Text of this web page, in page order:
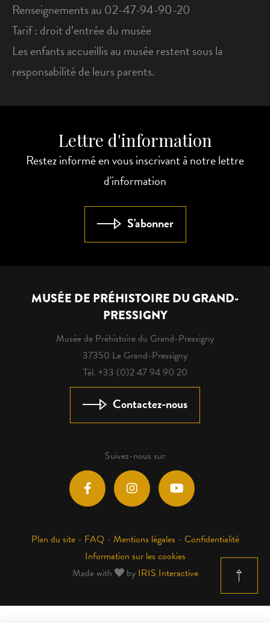
Renseignements au 02-47-94-90-20
Tarif : droit d’entrée du musée
Les enfants accueillis au musée restent sous la
responsabilité de leurs parents.
Lettre d'information
Restez informé en vous inscrivant à notre lettre
d'information
S'abonner
MUSÉE DE PRÉHISTOIRE DU GRAND-
PRESSIGNY
Musée de Préhistoire du Grand-Pressigny
37350 Le Grand-Pressigny
Tél. +33 (0)2 47 94 90 20
Contactez-nous
Suivez-nous sur
Plan du site- FAQ- Mentions légales - Confidentialité
Information sur les cookies
Made with
by IRIS Interactive